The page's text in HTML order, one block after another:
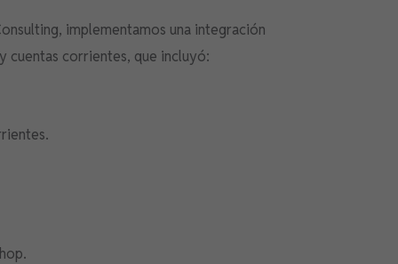
implementamos una integración
cuentas corrientes, que incluyó: